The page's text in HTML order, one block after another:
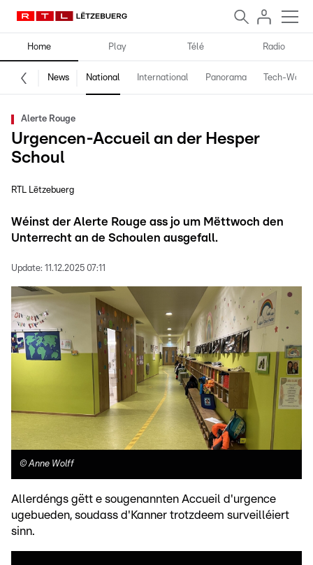
Home Play Télé Radio
News National International Panorama Tech-World
Alerte Rouge
Urgencen-Accueil an der Hesper
Schoul
RTL Lëtzebuerg
Wéinst der Alerte Rouge ass jo um Mëttwoch den
Unterrecht an de Schoulen ausgefall.
Update: 11.12.2025 07:11
©Anne Wolff
Allerdéngs gëtt e sougenannten Accueil d'urgence
ugebueden, soudass d'Kanner trotzdeem surveilléiert
sinn.